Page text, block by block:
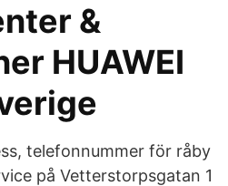
&
HUAWEI
telefonnummer för råby
på Vetterstorpsgatan 1